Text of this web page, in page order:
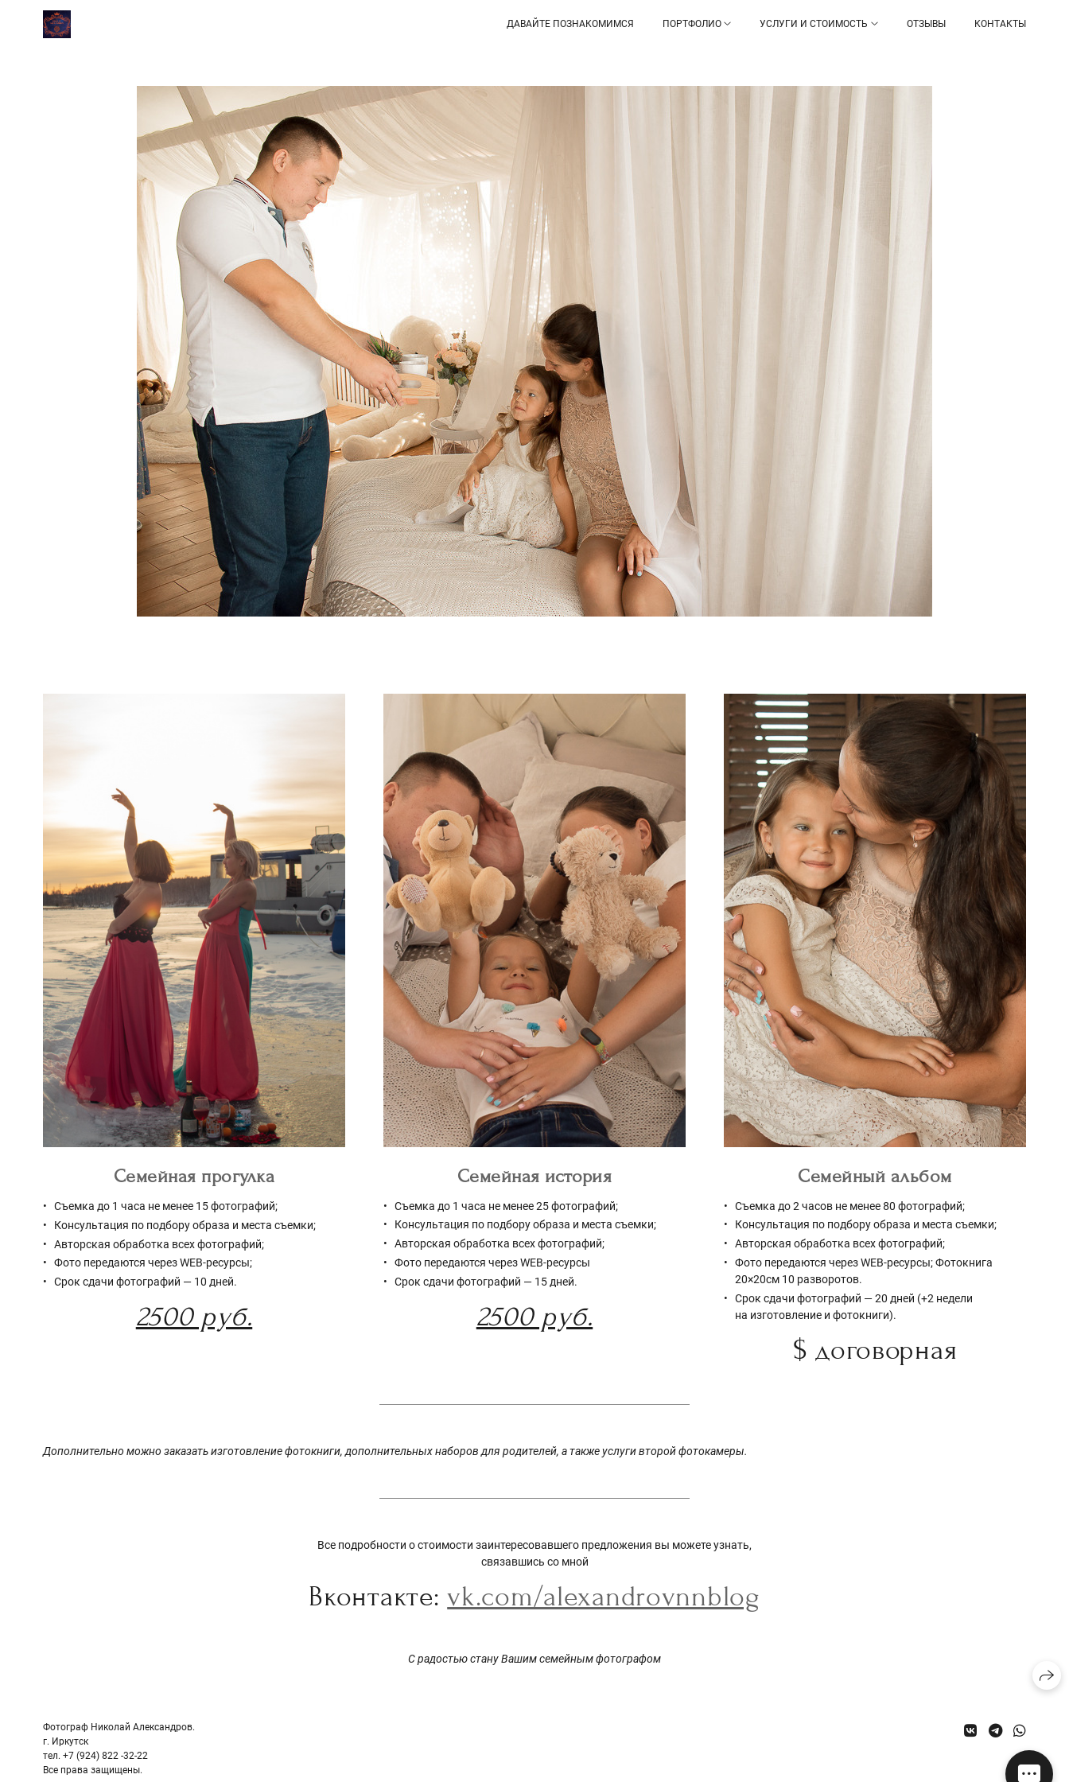
ДАВАЙТЕ ПОЗНАКОМИМСЯ ПОРТФОЛИО УСЛУГИ И СТОИМОСТЬ ОТЗЫВЫ КОНТАКТЫ
Семейная прогулка
Съемка до 1 часа не менее 15 фотографий;
Консультация по подбору образа и места съемки;
Авторская обработка всех фотографий;
Фото передаются через WEB-ресурсы;
Срок сдачи фотографий — 10 дней.
2500 руб.
Семейная история
Съемка до 1 часа не менее 25 фотографий;
Консультация по подбору образа и места съемки;
Авторская обработка всех фотографий;
Фото передаются через WEB-ресурсы
Срок сдачи фотографий — 15 дней.
2500 руб.
Семейный альбом
Съемка до 2 часов не менее 80 фотографий;
Консультация по подбору образа и места съемки;
Авторская обработка всех фотографий;
Фото передаются через WEB-ресурсы; Фотокнига
20×20см 10 разворотов.
Срок сдачи фотографий — 20 дней (+2 недели
на изготовление и фотокниги).
$ договорная
Дополнительно можно заказать изготовление фотокниги, дополнительных наборов для родителей, а также услуги второй фотокамеры.
Все подробности о стоимости заинтересовавшего предложения вы можете узнать,
связавшись со мной
Вконтакте: vk.com/alexandrovnnblog
С радостью стану Вашим семейным фотографом
Фотограф Николай Александров.
г. Иркутск
тел. +7 (924) 822 -32-22
Все права защищены.